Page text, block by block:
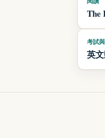
The
考試
英